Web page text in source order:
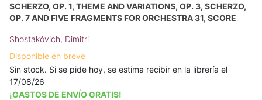
SCHERZO, OP. 1, THEME AND VARIATIONS, OP. 3, SCHERZO,
OP. 7 AND FIVE FRAGMENTS FOR ORCHESTRA 31, SCORE
Shostakóvich, Dimitri
Disponible en breve
Sin stock. Si se pide hoy, se estima recibir en la librería el
17/08/26
¡GASTOS DE ENVÍO GRATIS!